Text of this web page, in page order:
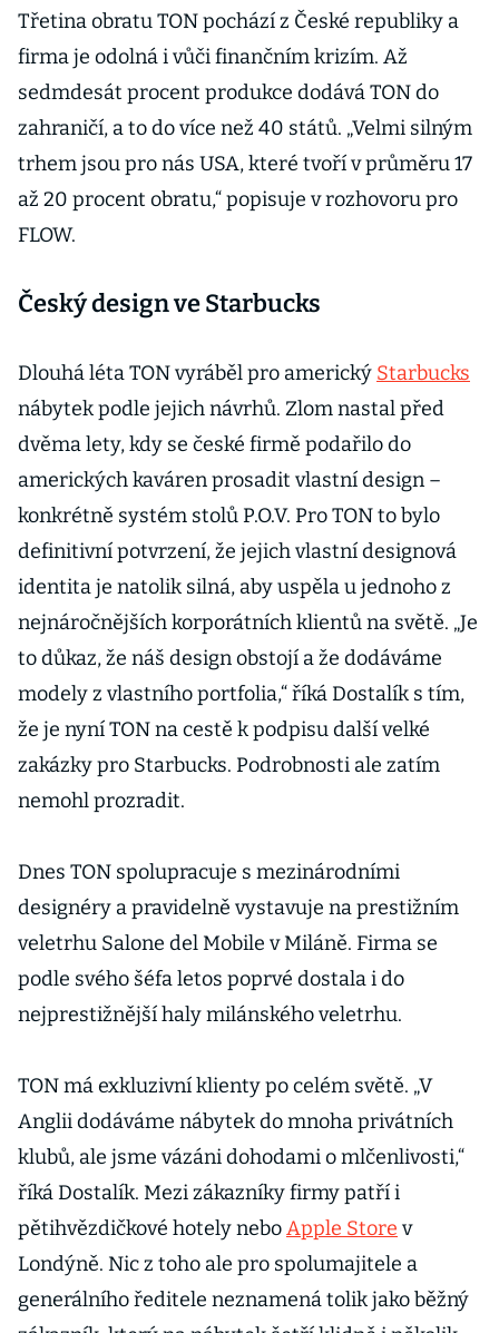
Třetina obratu TON pochází z České republiky a
firma je odolná i vůči finančním krizím. Až
sedmdesát procent produkce dodává TON do
zahraničí, a to do více než 40 států. „Velmi silným
trhem jsou pro nás USA, které tvoří v průměru 17
až 20 procent obratu,“ popisuje v rozhovoru pro
FLOW.
Český design ve Starbucks
Dlouhá léta TON vyráběl pro americký Starbucks
nábytek podle jejich návrhů. Zlom nastal před
dvěma lety, kdy se české firmě podařilo do
amerických kaváren prosadit vlastní design –
konkrétně systém stolů P.O.V. Pro TON to bylo
definitivní potvrzení, že jejich vlastní designová
identita je natolik silná, aby uspěla u jednoho z
nejnáročnějších korporátních klientů na světě. „Je
to důkaz, že náš design obstojí a že dodáváme
modely z vlastního portfolia,“ říká Dostalík s tím,
že je nyní TON na cestě k podpisu další velké
zakázky pro Starbucks. Podrobnosti ale zatím
nemohl prozradit.
Dnes TON spolupracuje s mezinárodními
designéry a pravidelně vystavuje na prestižním
veletrhu Salone del Mobile v Miláně. Firma se
podle svého šéfa letos poprvé dostala i do
nejprestižnější haly milánského veletrhu.
TON má exkluzivní klienty po celém světě. „V
Anglii dodáváme nábytek do mnoha privátních
klubů, ale jsme vázáni dohodami o mlčenlivosti,“
říká Dostalík. Mezi zákazníky firmy patří i
pětihvězdičkové hotely neboApple Store v
Londýně. Nic z toho ale pro spolumajitele a
generálního ředitele neznamená tolik jako běžný